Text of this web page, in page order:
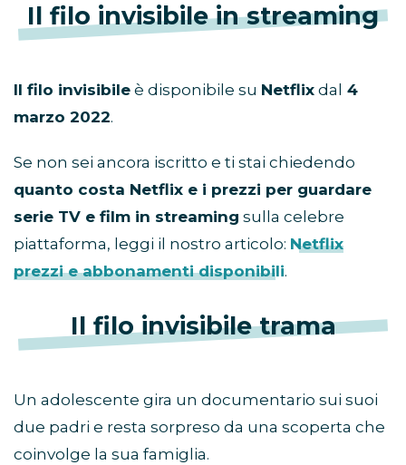
Il filo invisibile in streaming
Il filo invisibile è disponibile su Netflix dal 4
marzo 2022.
Se non sei ancora iscritto e ti stai chiedendo
quanto costa Netflix e i prezzi per guardare
serie TV e film in streaming sulla celebre
piattaforma, leggi il nostro articolo: Netflix
prezzi e abbonamenti disponibili.
Il filo invisibile trama
Un adolescente gira un documentario sui suoi
due padri e resta sorpreso da una scoperta che
coinvolge la sua famiglia.